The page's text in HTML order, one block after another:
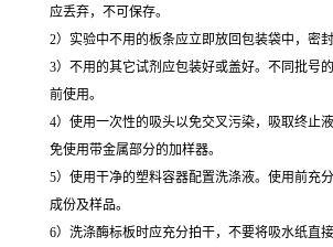
应丢弃，不可保存。
2）实验中不用的板条应立即放回包装袋中，密
3）不用的其它试剂应包装好或盖好。不同批号
前使用。
4）使用一次性的吸头以免交叉污染，吸取终止
免使用带金属部分的加样器。
5）使用干净的塑料容器配置洗涤液。使用前充
成份及样品。
6）洗涤酶标板时应充分拍干，不要将吸水纸直